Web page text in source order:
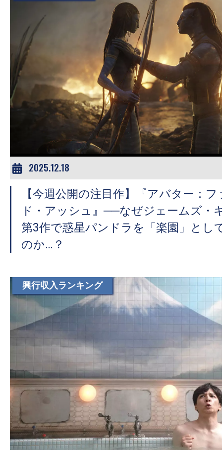
2025.12.18
【今週公開の注目作】『アバター：
ド・アッシュ』──なぜジェームズ・
第3作で惑星パンドラを「楽園」とし
のか…？
興行収入ランキング